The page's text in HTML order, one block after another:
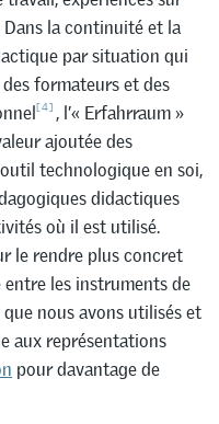
la continuité et la
par situation qui
formateurs et des
[4] , l’« Erfahrraum »
ajoutée des
technologique en soi,
didactiques
où il est utilisé.
le rendre plus concret
les instruments de
nous avons utilisés et
aux représentations
pour davantage de